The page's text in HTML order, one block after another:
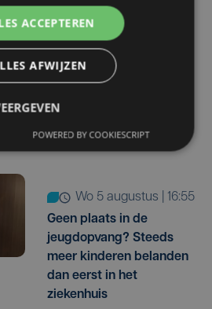
do 6 augustus | 16:44
Veurne moet zo'n twee
miljoen euro aan
onrechtmatig
gerecupereerde BTW
wo 5 augustus | 16:55
Geen plaats in de
jeugdopvang? Steeds
meer kinderen belanden
dan eerst in het
ziekenhuis
ACCEPTEREN
AFWIJZEN
POWERED BY COOKIESCRIPT